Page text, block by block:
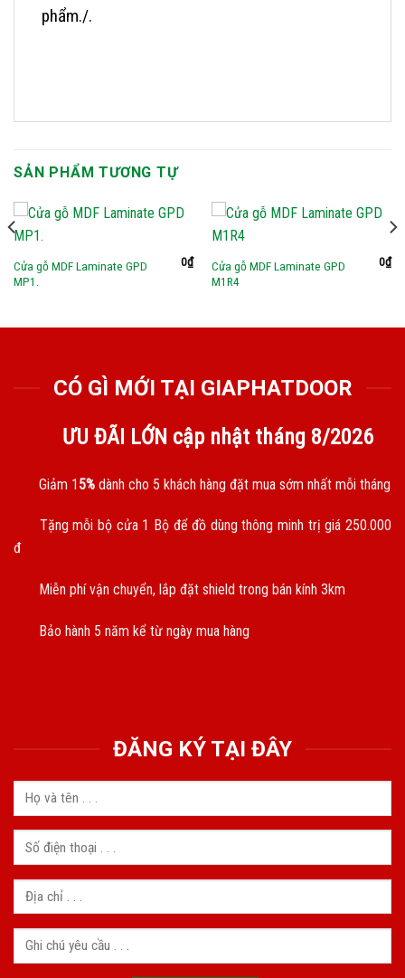
phẩm./.
SẢN PHẨM TƯƠNG TỰ
Cửa gỗ MDF Laminate GPD
MP1.
0₫
Cửa gỗ MDF Laminate GPD
M1R4
0₫
CÓ GÌ MỚI TẠI GIAPHATDOOR
ƯU ĐÃI LỚN cập nhật tháng 8/2026
Giảm 15% dành cho 5 khách hàng đặt mua sớm nhất mỗi tháng
Tặng mỗi bộ cửa 1 Bộ để đồ dùng thông minh trị giá 250.000
đ
Miễn phí vận chuyển, lắp đặt shield trong bán kính 3km
Bảo hành 5 năm kể từ ngày mua hàng
ĐĂNG KÝ TẠI ĐÂY